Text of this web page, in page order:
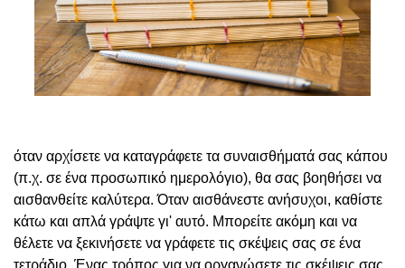
όταν αρχίσετε να καταγράφετε τα συναισθήματά σας κάπου
(π.χ. σε ένα προσωπικό ημερολόγιο), θα σας βοηθήσει να
αισθανθείτε καλύτερα. Όταν αισθάνεστε ανήσυχοι, καθίστε
κάτω και απλά γράψτε γι' αυτό. Μπορείτε ακόμη και να
θέλετε να ξεκινήσετε να γράφετε τις σκέψεις σας σε ένα
τετράδιο. Ένας τρόπος για να οργανώσετε τις σκέψεις σας